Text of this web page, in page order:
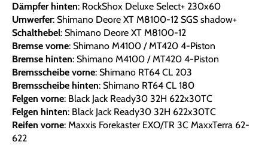
Dämpfer hinten: RockShox Deluxe Select+ 230x60
Umwerfer: Shimano Deore XT M8100-12 SGS shadow+
Schalthebel: Shimano Deore XT M8100-12
Bremse vorne: Shimano M4100 / MT420 4-Piston
Bremse hinten: Shimano M4100 / MT420 4-Piston
Bremsscheibe vorne: Shimano RT64 CL 203
Bremsscheibe hinten: Shimano RT64 CL 180
Felgen vorne: Black Jack Ready30 32H 622x30TC
Felgen hinten: Black Jack Ready30 32H 622x30TC
Reifen vorne: Maxxis Forekaster EXO/TR 3C MaxxTerra 62-
622